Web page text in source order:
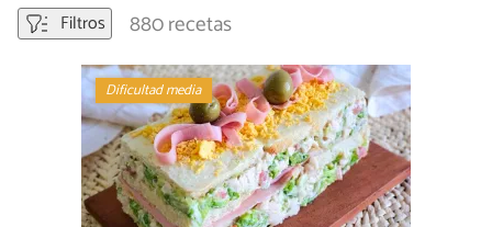
Filtros 880 recetas
Dificultad media